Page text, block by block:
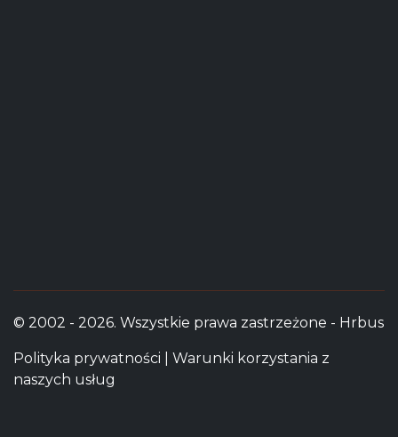
© 2002 - 2026. Wszystkie prawa zastrzeżone - Hrbus
Polityka prywatności
Warunki korzystania z
naszych usług